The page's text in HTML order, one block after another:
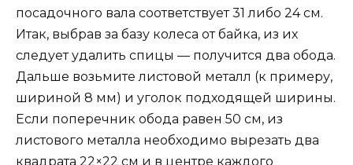
посадочного вала соответствует 31 либо 24 см.
Итак, выбрав за базу колеса от байка, из их
следует удалить спицы — получится два обода.
Дальше возьмите листовой металл (к примеру,
шириной 8 мм) и уголок подходящей ширины.
Если поперечник обода равен 50 см, из
листового металла необходимо вырезать два
квадрата 22×22 см и в центре каждого